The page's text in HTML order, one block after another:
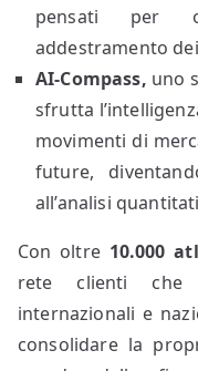
pensati per
addestramento
AI-Compass, uno
sfrutta
movimenti di
future,
all’analisi
Con oltre 10.000
rete clienti che
internazionali e
consolidare la